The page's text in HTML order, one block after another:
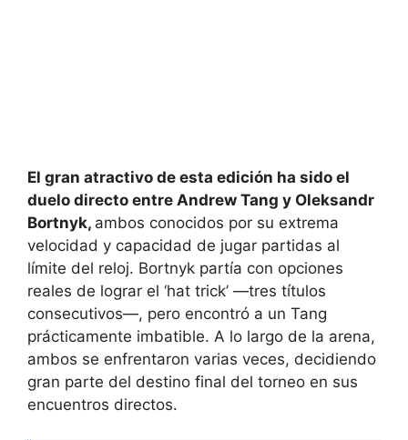
El gran atractivo de esta edición ha sido el
duelo directo entre Andrew Tang y Oleksandr
Bortnyk, ambos conocidos por su extrema
velocidad y capacidad de jugar partidas al
límite del reloj. Bortnyk partía con opciones
reales de lograr el ‘hat trick’ —tres títulos
consecutivos—, pero encontró a un Tang
prácticamente imbatible. A lo largo de la arena,
ambos se enfrentaron varias veces, decidiendo
gran parte del destino final del torneo en sus
encuentros directos.